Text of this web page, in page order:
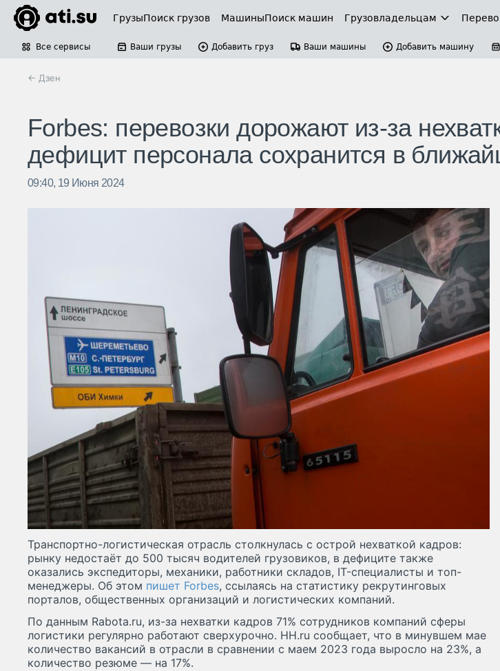
ГрузыПоиск грузов МашиныПоиск машин Грузовладельцам
Все сервисы Ваши грузы Добавить груз Ваши машины Добавить машину
← Дзен
Forbes: перевозки дорожают из-за
дефицит персонала сохранится в
09:40, 19 Июня 2024
Транспортно-логистическая отрасль столкнулась с острой нехваткой кадров:
рынку недостаёт до 500 тысяч водителей грузовиков, в дефиците также
оказались экспедиторы, механики, работники складов, IT-специалисты и топ-
менеджеры. Об этом пишет Forbes, ссылаясь на статистику рекрутинговых
порталов, общественных организаций и логистических компаний.
По данным Rabota.ru, из-за нехватки кадров 71% сотрудников компаний сферы
логистики регулярно работают сверхурочно. HH.ru сообщает, что в минувшем мае
количество вакансий в отрасли в сравнении с маем 2023 года выросло на 23%, а
количество резюме — на 17%.